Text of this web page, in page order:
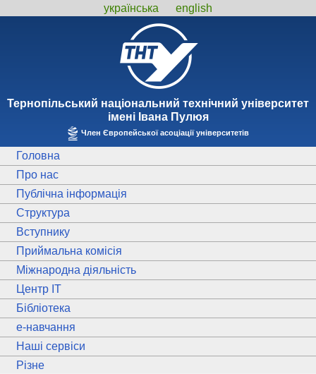
українська english
Тернопiльський національний технiчний унiверситет
iменi Iвана Пулюя
Член Європейської асоціації університетів
Головна
Про нас
Публічна інформація
Структура
Вступнику
Приймальна комісія
Міжнародна діяльність
Центр ІТ
Бібліотека
e-навчання
Наші сервіси
Різне